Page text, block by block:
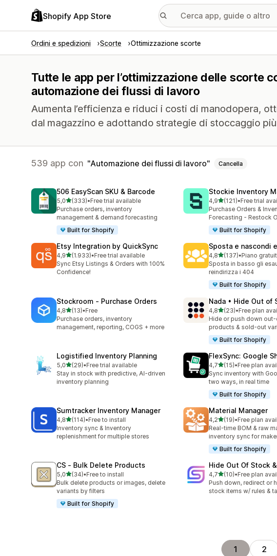
Shopify App Store
Ordini e spedizioni Scorte Ottimizzazione scorte
Tutte le app per l’ottimizzazione delle scorte
automazione dei flussi di lavoro
Aumenta l’efficienza e riduci i costi di manodopera,
dal magazzino e adottando strategie di stoccaggio
539 app con Automazione dei flussi di lavoro Cancella
506 EasyScan SKU & Barcode
5,0stelle su 5
(333)
333 recensioni totali
•Free trial available
Purchase orders, inventory
management & demand forecasting
Built for Shopify
Stockie Inventory
4,9stelle su 5
(121)
121 recensioni totali
•Free trial
Purchase Orders &
Forecasting - Restock
Built for Shopify
Etsy Integration by QuickSync
4,9stelle su 5
(1.933)
1933 recensioni totali
•Free trial available
Sync Etsy Listings & Orders with 100%
Confidence!
Sposta e nascondi
4,8stelle su 5
(137)
137 recensioni totali
•Piano
Sposta in basso gli
reindirizza i 404
Built for Shopify
Stockroom ‑ Purchase Orders
4,8stelle su 5
(13)
13 recensioni totali
•Free
Purchase orders, inventory
management, reporting, COGS + more
Nada • Hide Out of
4,8stelle su 5
(23)
23 recensioni totali
•Free plan
Hide or push down
products & sold-out
Built for Shopify
Logistified Inventory Planning
5,0stelle su 5
(29)
29 recensioni totali
•Free trial available
Stay in stock with predictive, AI-driven
inventory planning
FlexSync: Google
4,7stelle su 5
(15)
15 recensioni totali
•Free plan
Sync inventory with
two ways, in real time
Built for Shopify
Sumtracker Inventory Manager
4,8stelle su 5
(114)
114 recensioni totali
•Free to install
Inventory sync & Inventory
replenishment for multiple stores
Material Manager
4,2stelle su 5
(19)
19 recensioni totali
•Free plan
Real-time BOM & raw
inventory sync for
Built for Shopify
CS ‑ Bulk Delete Products
5,0stelle su 5
(34)
34 recensioni totali
•Free to install
Bulk delete products or images, delete
variants by filters
Built for Shopify
Hide Out Of Stock
4,7stelle su 5
(10)
10 recensioni totali
•Free plan
Push down, redirect or
stock items w/ rules &
1 2